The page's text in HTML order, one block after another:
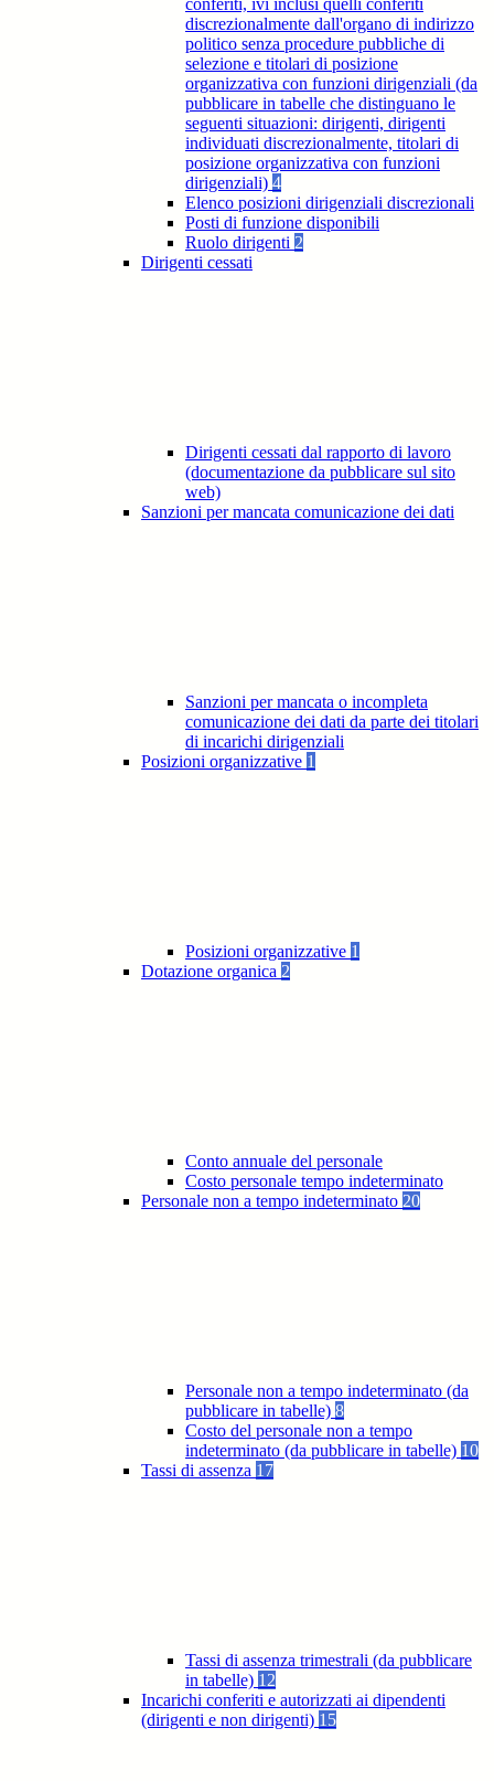
conferiti, ivi inclusi quelli conferiti
discrezionalmente dall'organo di indirizzo
politico senza procedure pubbliche di
selezione e titolari di posizione
organizzativa con funzioni dirigenziali (da
pubblicare in tabelle che distinguano le
seguenti situazioni: dirigenti, dirigenti
individuati discrezionalmente, titolari di
posizione organizzativa con funzioni
dirigenziali) 4
Elenco posizioni dirigenziali discrezionali
Posti di funzione disponibili
Ruolo dirigenti 2
Dirigenti cessati
Dirigenti cessati dal rapporto di lavoro
(documentazione da pubblicare sul sito
web)
Sanzioni per mancata comunicazione dei dati
Sanzioni per mancata o incompleta
comunicazione dei dati da parte dei titolari
di incarichi dirigenziali
Posizioni organizzative 1
Posizioni organizzative 1
Dotazione organica 2
Conto annuale del personale
Costo personale tempo indeterminato
Personale non a tempo indeterminato 20
Personale non a tempo indeterminato (da
pubblicare in tabelle) 8
Costo del personale non a tempo
indeterminato (da pubblicare in tabelle) 10
Tassi di assenza 17
Tassi di assenza trimestrali (da pubblicare
in tabelle) 12
Incarichi conferiti e autorizzati ai dipendenti
(dirigenti e non dirigenti) 15